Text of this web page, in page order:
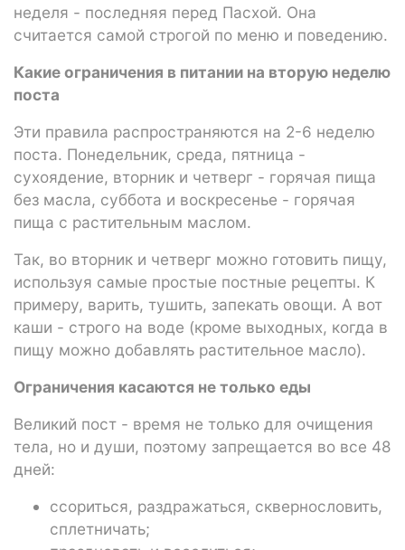
неделя - последняя перед Пасхой. Она
считается самой строгой по меню и поведению.
Какие ограничения в питании на вторую неделю
поста
Эти правила распространяются на 2-6 неделю
поста. Понедельник, среда, пятница -
сухоядение, вторник и четверг - горячая пища
без масла, суббота и воскресенье - горячая
пища с растительным маслом.
Так, во вторник и четверг можно готовить пищу,
используя самые простые постные рецепты. К
примеру, варить, тушить, запекать овощи. А вот
каши - строго на воде (кроме выходных, когда в
пищу можно добавлять растительное масло).
Ограничения касаются не только еды
Великий пост - время не только для очищения
тела, но и души, поэтому запрещается во все 48
дней:
ссориться, раздражаться, сквернословить,
сплетничать;